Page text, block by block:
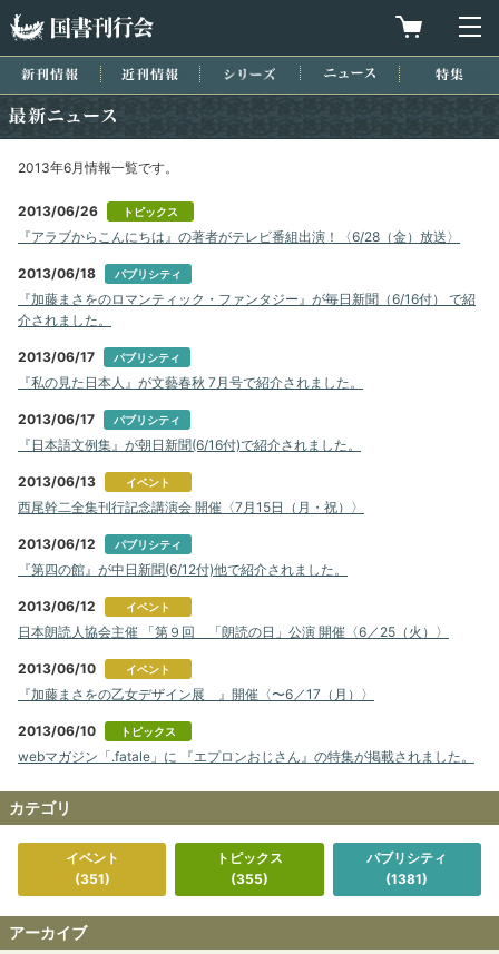
買物カゴを
新刊情報 近刊情報 シリーズ ニュース
2013年6月情報一覧です。
2013/06/26 トピックス
『アラブからこんにちは』の著者がテレビ番組出演！〈6/28（金）放送〉
2013/06/18 パブリシティ
『加藤まさをのロマンティック・ファンタジー』が毎日新聞（6/16付） で紹
介されました。
2013/06/17 パブリシティ
『私の見た日本人』が文藝春秋 7月号で紹介されました。
2013/06/17 パブリシティ
『日本語文例集』が朝日新聞(6/16付)で紹介されました。
2013/06/13 イベント
西尾幹二全集刊行記念講演会 開催〈7月15日（月・祝）〉
2013/06/12 パブリシティ
『第四の館』が中日新聞(6/12付)他で紹介されました。
2013/06/12 イベント
日本朗読人協会主催 「第９回 「朗読の日」公演 開催〈6／25（火）〉
2013/06/10 イベント
『加藤まさをの乙女デザイン展 』開催〈〜6／17（月）〉
2013/06/10 トピックス
webマガジン「.fatale」に 『エプロンおじさん』の特集が掲載されました。
カテゴリ
イベント
(351)
トピックス
(355)
パブリシティ
(1381)
アーカイブ